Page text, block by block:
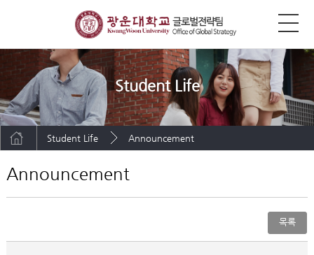
Student Life
Student Life Announcement
Announcement
목록